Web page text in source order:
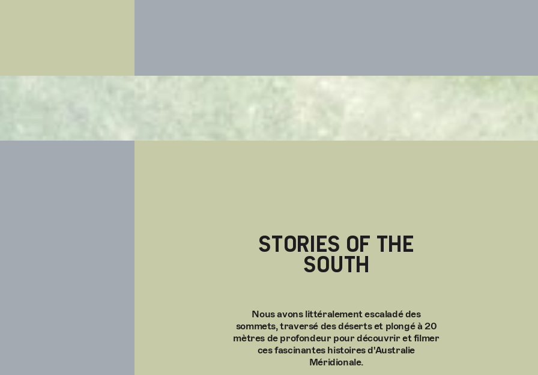
STORIES OF THE
SOUTH
Nous avons littéralement escaladé des
sommets, traversé des déserts et plongé à 20
mètres de profondeur pour découvrir et filmer
ces fascinantes histoires d'Australie
Méridionale.